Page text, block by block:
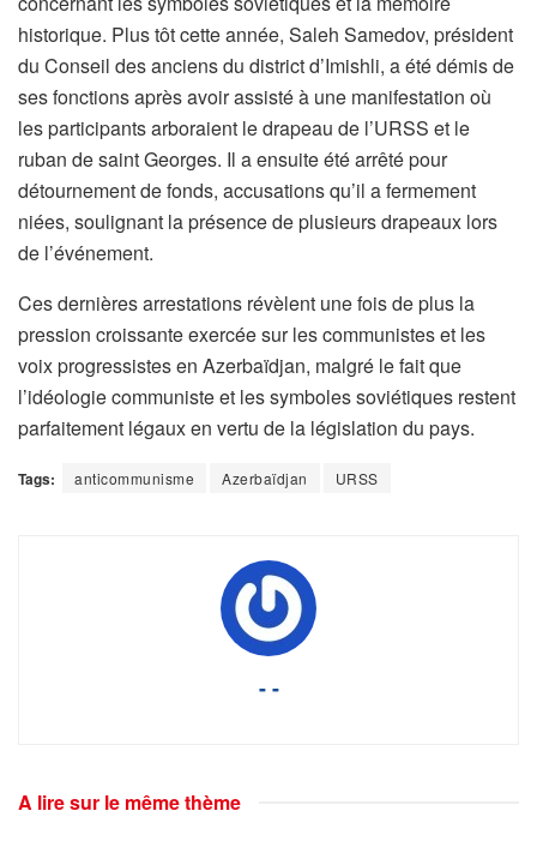
historique. Plus tôt cette année, Saleh Samedov, président
du Conseil des anciens du district d’Imishli, a été démis de
ses fonctions après avoir assisté à une manifestation où
les participants arboraient le drapeau de l’URSS et le
ruban de saint Georges. Il a ensuite été arrêté pour
détournement de fonds, accusations qu’il a fermement
niées, soulignant la présence de plusieurs drapeaux lors
de l’événement.
Ces dernières arrestations révèlent une fois de plus la
pression croissante exercée sur les communistes et les
voix progressistes en Azerbaïdjan, malgré le fait que
l’idéologie communiste et les symboles soviétiques restent
parfaitement légaux en vertu de la législation du pays.
Tags: anticommunisme Azerbaïdjan URSS
- -
A lire sur le même thème